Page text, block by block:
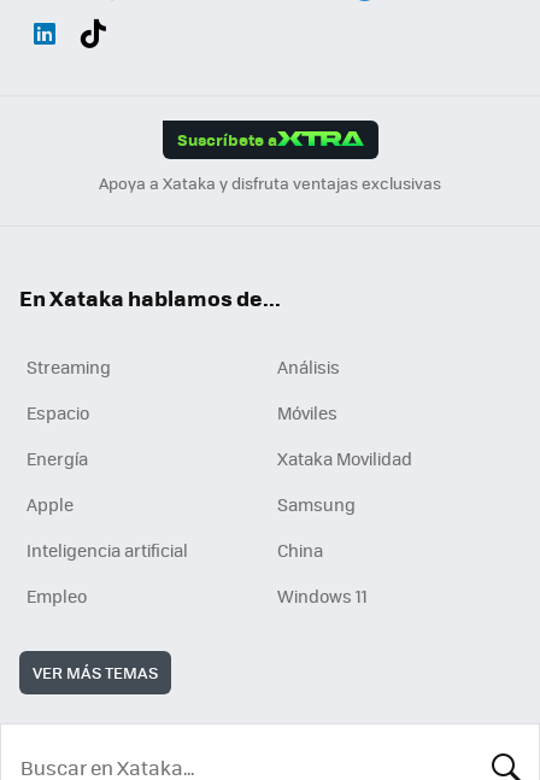
Suscríbete a
Apoya a Xataka y disfruta ventajas exclusivas
En Xataka hablamos de...
Streaming
Análisis
Espacio
Móviles
Energía
Xataka Movilidad
Apple
Samsung
Inteligencia artificial
China
Empleo
Windows 11
VER MÁS TEMAS